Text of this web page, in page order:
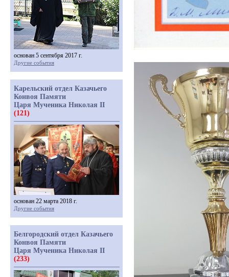
основан 5 сентября 2017 г.
Другие события
Карельский отдел Казачьего
Конвоя Памяти
Царя Мученика Николая II
(121)
основан 22 марта 2018 г.
Другие события
Белгородский отдел Казачьего
Конвоя Памяти
Царя Мученика Николая II
(233)